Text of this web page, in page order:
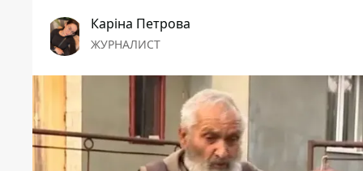
Каріна Петрова
ЖУРНАЛИСТ